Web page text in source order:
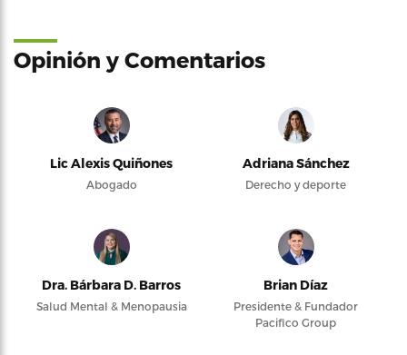
Opinión y Comentarios
Lic Alexis Quiñones
Abogado
Adriana Sánchez
Derecho y deporte
Dra. Bárbara D. Barros
Salud Mental & Menopausia
Brian Díaz
Presidente & Fundador
Pacifico Group